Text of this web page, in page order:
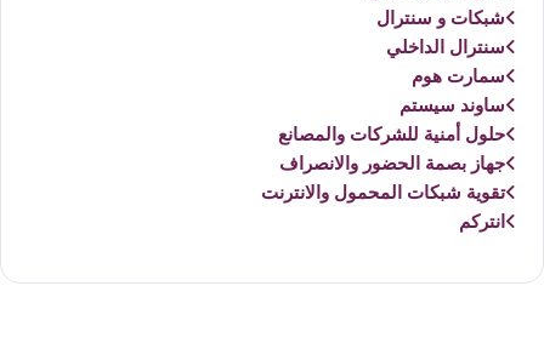
شبكات و سنترال
سنترال الداخلي
سمارت هوم
ساوند سيستم
حلول أمنية للشركات والمصانع
جهاز بصمة الحضور والانصراف
تقوية شبكات المحمول والانترنت
انتركم